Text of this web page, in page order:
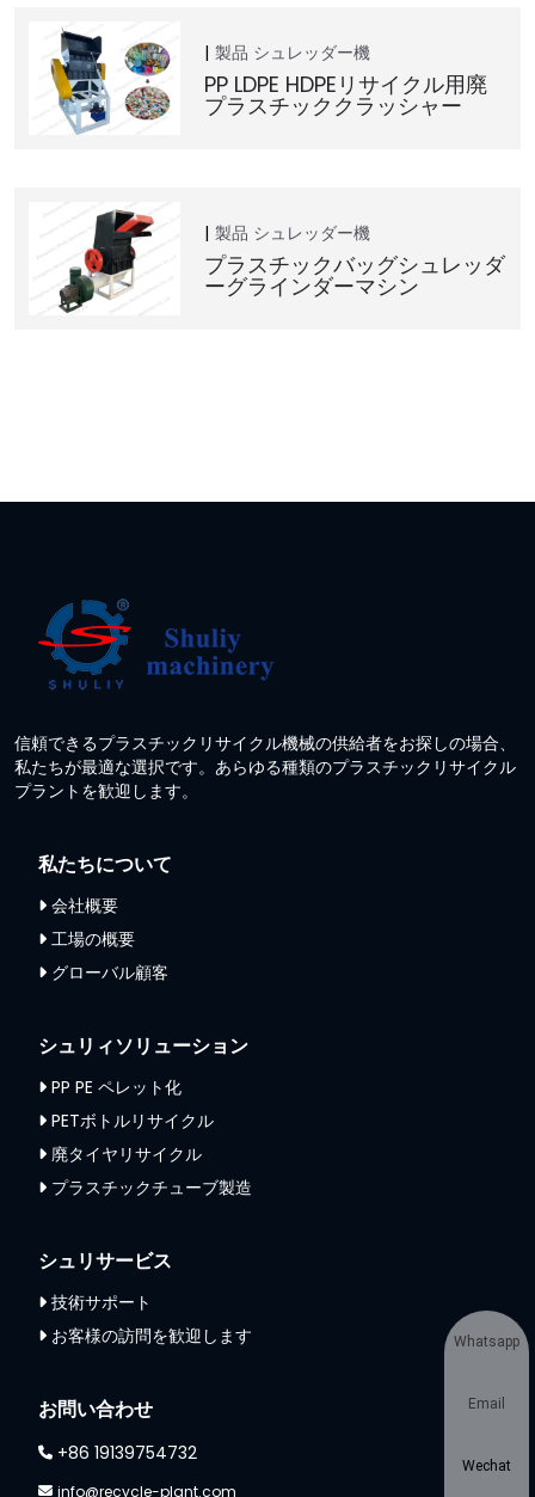
製品 シュレッダー機
PP LDPE HDPEリサイクル用廃
プラスチッククラッシャー
製品 シュレッダー機
プラスチックバッグシュレッダ
ーグラインダーマシン
信頼できるプラスチックリサイクル機械の供給者をお探しの場合、
私たちが最適な選択です。あらゆる種類のプラスチックリサイクル
プラントを歓迎します。
私たちについて
会社概要
工場の概要
グローバル顧客
シュリィソリューション
PP PE ペレット化
PETボトルリサイクル
廃タイヤリサイクル
プラスチックチューブ製造
シュリサービス
技術サポート
お客様の訪問を歓迎します
お問い合わせ
+86 19139754732
info@recycle-plant.com
Whatsapp
Email
Wechat